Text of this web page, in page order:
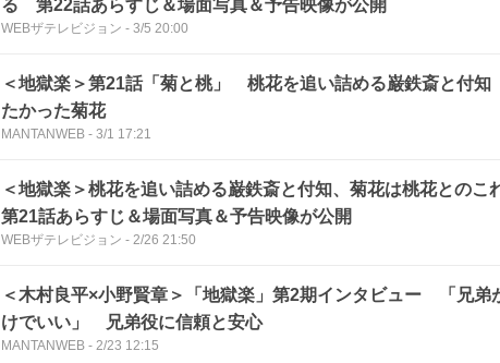
る 第22話あらすじ＆場面写真＆予告映像が公開
WEBザテレビジョン - 3/5 20:00
＜地獄楽＞第21話「菊と桃」 桃花を追い詰める巌鉄斎と付
たかった菊花
MANTANWEB - 3/1 17:21
＜地獄楽＞桃花を追い詰める巌鉄斎と付知、菊花は桃花との
第21話あらすじ＆場面写真＆予告映像が公開
WEBザテレビジョン - 2/26 21:50
＜木村良平×小野賢章＞「地獄楽」第2期インタビュー 「兄弟
けでいい」 兄弟役に信頼と安心
MANTANWEB - 2/23 12:15